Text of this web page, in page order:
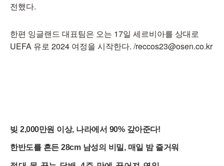
전했다.
한편 잉글랜드 대표팀은 오는 17일 세르비아를 상대로
UEFA 유로 2024 여정을 시작한다. /reccos23@osen.co.kr